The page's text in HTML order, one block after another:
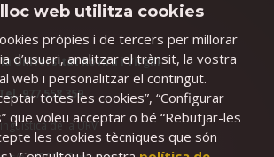
Universitat Rovira i Virgili
977 558 359
de la URV
web utilitza cookies
pròpies i de tercers per millorar
d’usuari, analitzar el trànsit, la vostra
web i personalitzar el contingut.
totes les cookies”, “Configurar
que voleu acceptar o bé “Rebutjar-les
les cookies tècniques que són